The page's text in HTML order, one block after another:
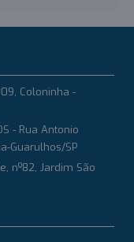
Coloninha -
- Rua Antonio
Guarulhos/SP
nº82, Jardim São